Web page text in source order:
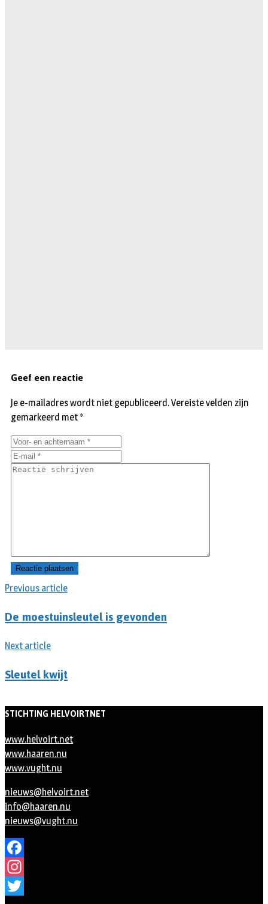
Previous article
De moestuinsleutel is gevonden
Next article
Sleutel kwijt
Geef een reactie
Je e-mailadres wordt niet gepubliceerd.Vereiste velden zijn
gemarkeerd met *
STICHTING HELVOIRTNET
www.helvoirt.net
www.haaren.nu
www.vught.nu
nieuws@helvoirt.net
info@haaren.nu
nieuws@vught.nu
Facebook
Instagram